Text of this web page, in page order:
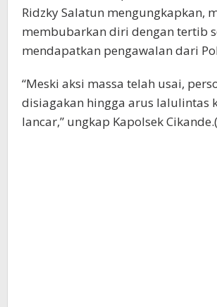
Ridzky Salatun mengungkapkan,
membubarkan diri dengan tertib
mendapatkan pengawalan dari
“Meski aksi massa telah usai,
disiagakan hingga arus lalulintas
lancar,” ungkap Kapolsek